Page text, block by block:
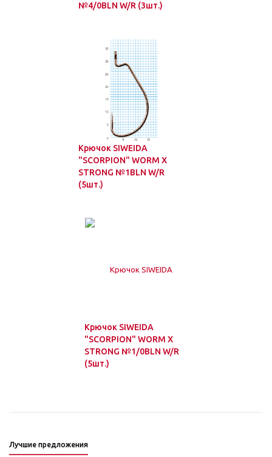
№4/0BLN W/R (3шт.)
Крючок SIWEIDA
"SCORPION" WORM X
STRONG №1BLN W/R
(5шт.)
Крючок SIWEIDA
"SCORPION" WORM X
STRONG №1/0BLN W/R
(5шт.)
Лучшие предложения